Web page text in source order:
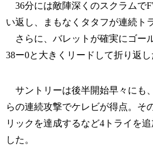
36分には敵陣深くのスクラムで
い返し、まもなくタタフが連続ト
さらに、バレットが確実にゴー
38ー0と大きくリードして折り返し
サントリーは後半開始早々にも
らの連続攻撃でケレビが得点。そ
リックを達成するなど4トライを
した。